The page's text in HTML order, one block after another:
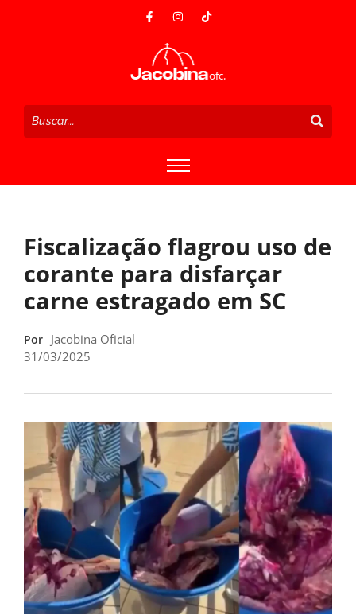
Fiscalização flagrou uso de
corante para disfarçar
carne estragado em SC
Por Jacobina Oficial
31/03/2025